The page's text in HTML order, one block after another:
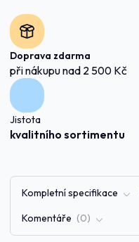
Doprava zdarma
při nákupu nad 2 500 Kč
Jistota
kvalitního sortimentu
Kompletní specifikace
Komentáře 0